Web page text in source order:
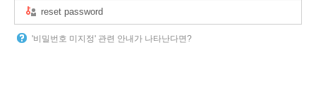
reset password
'비밀번호 미지정' 관련 안내가 나타난다면?